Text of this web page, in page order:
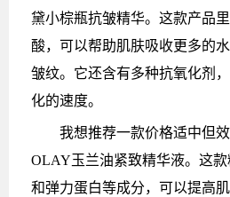
黛小棕瓶抗皱精华。这款产品
酸，可以帮助肌肤吸收更多的
皱纹。它还含有多种抗氧化剂
化的速度。
我想推荐一款价格适中但
OLAY玉兰油紧致精华液。这
和弹力蛋白等成分，可以提高